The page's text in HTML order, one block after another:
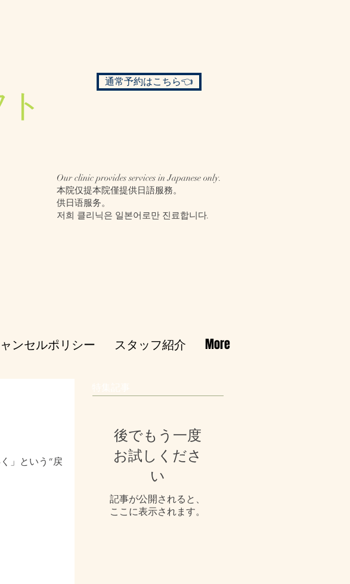
通常予約はこちら👈
Our clinic provides services in Japanese only.
本院仅提本院僅提供日語服務。
供日语服务。
저희 클리닉은 일본어로만 진료합니다.
ンセルポリシー スタッフ紹介 More
」という“戻
後でもう一度
お試しくださ
い
記事が公開されると、
ここに表示されます。